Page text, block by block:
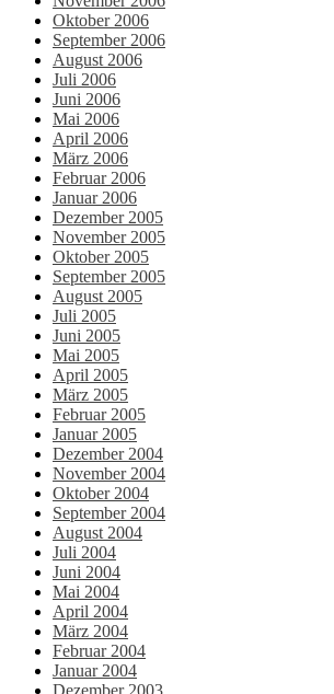
Oktober 2006
September 2006
August 2006
Juli 2006
Juni 2006
Mai 2006
April 2006
März 2006
Februar 2006
Januar 2006
Dezember 2005
November 2005
Oktober 2005
September 2005
August 2005
Juli 2005
Juni 2005
Mai 2005
April 2005
März 2005
Februar 2005
Januar 2005
Dezember 2004
November 2004
Oktober 2004
September 2004
August 2004
Juli 2004
Juni 2004
Mai 2004
April 2004
März 2004
Februar 2004
Januar 2004